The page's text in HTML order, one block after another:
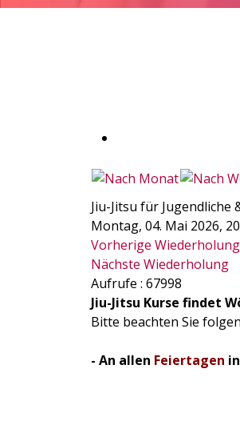
Jiu-Jitsu für Jugendliche
Montag, 04. Mai 2026,
Vorherige Wiederholung
Nächste Wiederholung
Aufrufe : 67998
Jiu-Jitsu Kurse findet
Bitte beachten Sie
- An allen Feiertagen